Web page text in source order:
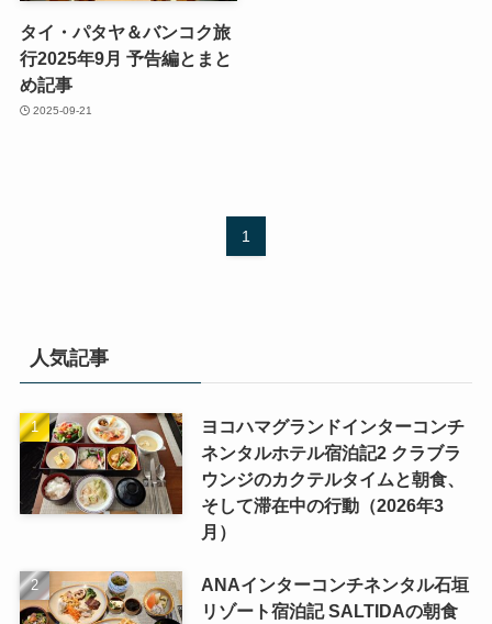
タイ・パタヤ＆バンコク旅
行2025年9月 予告編とまと
め記事
2025-09-21
1
人気記事
ヨコハマグランドインターコンチ
ネンタルホテル宿泊記2 クラブラ
ウンジのカクテルタイムと朝食、
そして滞在中の行動（2026年3
月）
ANAインターコンチネンタル石垣
リゾート宿泊記 SALTIDAの朝食